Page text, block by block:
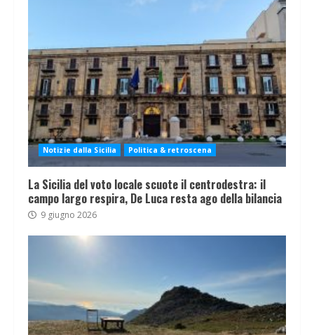
Notizie dalla Sicilia Politica & retroscena
La Sicilia del voto locale scuote il centrodestra: il
campo largo respira, De Luca resta ago della bilancia
9 giugno 2026